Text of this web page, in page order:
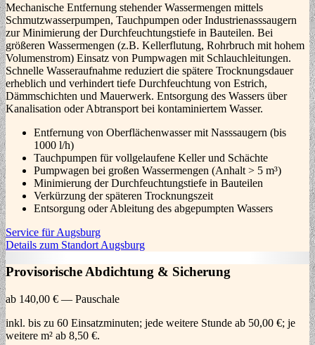
Mechanische Entfernung stehender Wassermengen mittels
Schmutzwasserpumpen, Tauchpumpen oder Industrienasssaugern
zur Minimierung der Durchfeuchtungstiefe in Bauteilen. Bei
größeren Wassermengen (z.B. Kellerflutung, Rohrbruch mit hohem
Volumenstrom) Einsatz von Pumpwagen mit Schlauchleitungen.
Schnelle Wasseraufnahme reduziert die spätere Trocknungsdauer
erheblich und verhindert tiefe Durchfeuchtung von Estrich,
Dämmschichten und Mauerwerk. Entsorgung des Wassers über
Kanalisation oder Abtransport bei kontaminiertem Wasser.
Entfernung von Oberflächenwasser mit Nasssaugern (bis
1000 l/h)
Tauchpumpen für vollgelaufene Keller und Schächte
Pumpwagen bei großen Wassermengen (Anhalt > 5 m³)
Minimierung der Durchfeuchtungstiefe in Bauteilen
Verkürzung der späteren Trocknungszeit
Entsorgung oder Ableitung des abgepumpten Wassers
Service für Augsburg
Details zum Standort Augsburg
Provisorische Abdichtung & Sicherung
ab 140,00 € — Pauschale
inkl. bis zu 60 Einsatzminuten; jede weitere Stunde ab 50,00 €; je
weitere m² ab 8,50 €.